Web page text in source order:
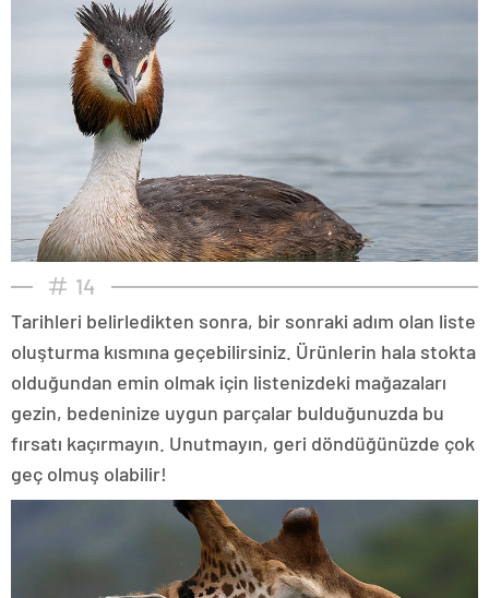
14
Tarihleri belirledikten sonra, bir sonraki adım olan liste
oluşturma kısmına geçebilirsiniz. Ürünlerin hala stokta
olduğundan emin olmak için listenizdeki mağazaları
gezin, bedeninize uygun parçalar bulduğunuzda bu
fırsatı kaçırmayın. Unutmayın, geri döndüğünüzde çok
geç olmuş olabilir!